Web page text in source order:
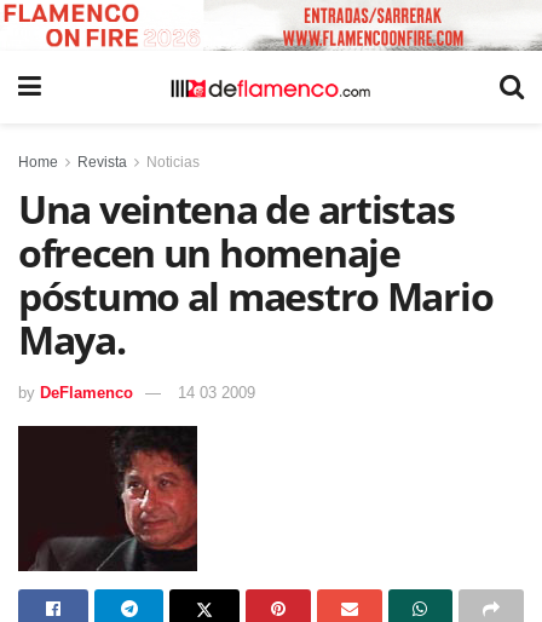
Home Revista Noticias
Una veintena de artistas
ofrecen un homenaje
póstumo al maestro Mario
Maya.
by DeFlamenco 14 03 2009